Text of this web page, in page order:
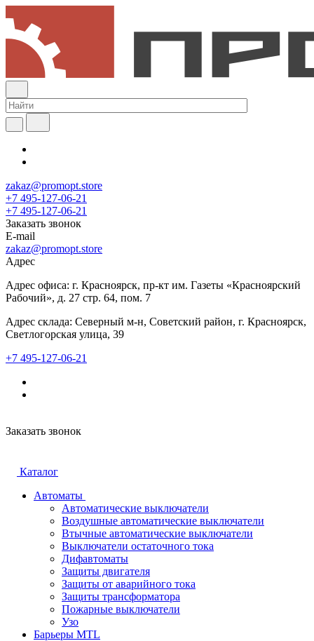
zakaz@promopt.store
+7 495-127-06-21
+7 495-127-06-21
Заказать звонок
E-mail
zakaz@promopt.store
Адрес
Адрес офиса: г. Красноярск, пр-кт им. Газеты «Красноярский
Рабочий», д. 27 стр. 64, пом. 7
Адрес склада: Северный м-н, Советский район, г. Красноярск,
Светлогорская улица, 39
+7 495-127-06-21
Заказать звонок
Каталог
Автоматы
Автоматические выключатели
Воздушные автоматические выключатели
Втычные автоматические выключатели
Выключатели остаточного тока
Дифавтоматы
Защиты двигателя
Защиты от аварийного тока
Защиты трансформатора
Пожарные выключатели
Узо
Барьеры MTL